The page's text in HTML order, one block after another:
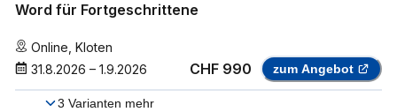
Word für Fortgeschrittene
Online Kloten
31.8.2026 – 1.9.2026 CHF 990 zum Angebot
3 Varianten mehr